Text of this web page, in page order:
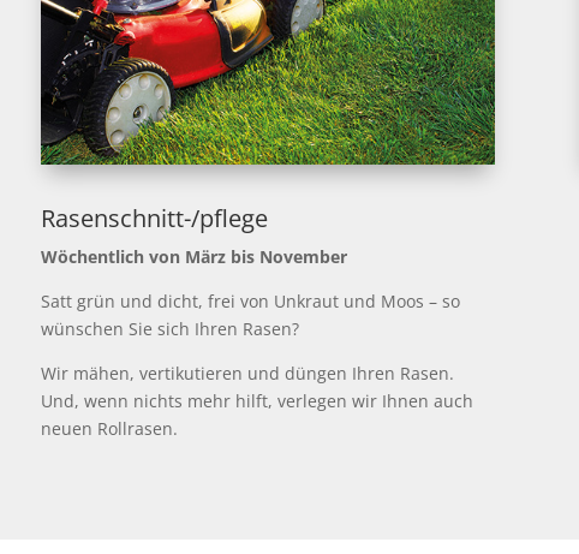
Rasenschnitt-/pflege
Wöchentlich von März bis November
Satt grün und dicht, frei von Unkraut und Moos – so
wünschen Sie sich Ihren Rasen?
Wir mähen, vertikutieren und düngen Ihren Rasen.
Und, wenn nichts mehr hilft, verlegen wir Ihnen auch
neuen Rollrasen.